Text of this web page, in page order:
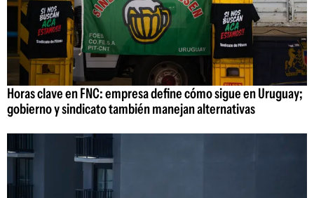
Horas clave en FNC: empresa define cómo sigue en Uruguay;
gobierno y sindicato también manejan alternativas